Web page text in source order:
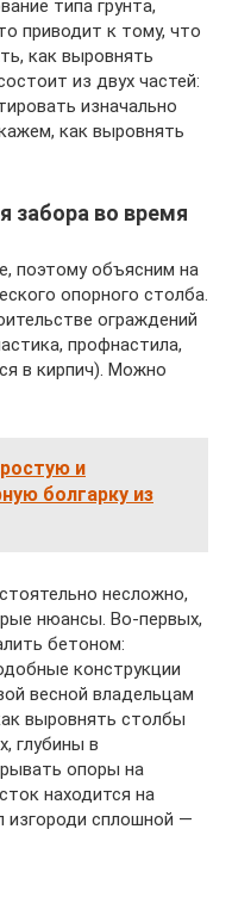
типа грунта,
приводит к тому, что
как выровнять
из двух частей:
изначально
как выровнять
забора во время
поэтому объясним на
опорного столба.
ограждений
профнастила,
в кирпич). Можно
и
болгарку из
несложно,
нюансы. Во-первых,
бетоном:
конструкции
весной владельцам
выровнять столбы
глубины в
опоры на
находится на
изгороди сплошной —